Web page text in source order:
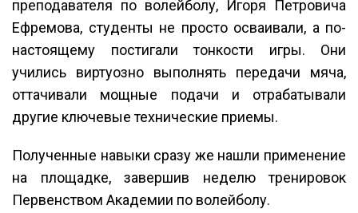
преподавателя по волейболу, Игоря Петровича
Ефремова, студенты не просто осваивали, а по-
настоящему постигали тонкости игры. Они
учились виртуозно выполнять передачи мяча,
оттачивали мощные подачи и отрабатывали
другие ключевые технические приемы.
Полученные навыки сразу же нашли применение
на площадке, завершив неделю тренировок
Первенством Академии по волейболу.